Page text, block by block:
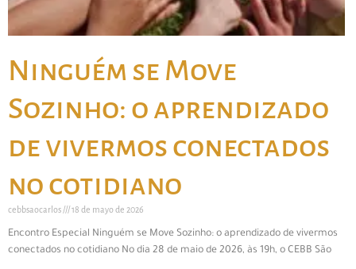
Ninguém se Move
Sozinho: o aprendizado
de vivermos conectados
no cotidiano
cebbsaocarlos 18 de mayo de 2026
Encontro Especial Ninguém se Move Sozinho: o aprendizado de vivermos
conectados no cotidiano No dia 28 de maio de 2026, às 19h, o CEBB São